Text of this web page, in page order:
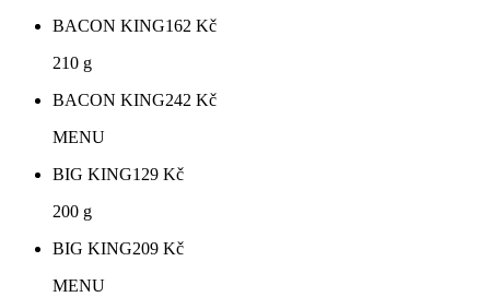
BACON KING162 Kč
210 g
BACON KING242 Kč
MENU
BIG KING129 Kč
200 g
BIG KING209 Kč
MENU